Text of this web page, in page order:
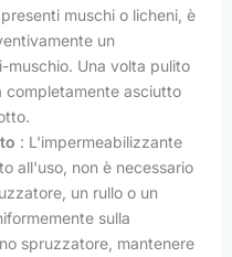
muschi o licheni, è
un
Una volta pulito
completamente asciutto
: L'impermeabilizzante
all'uso, non è necessario
un rullo o un
sulla
spruzzatore, mantenere